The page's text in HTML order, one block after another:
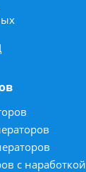
с наработкой